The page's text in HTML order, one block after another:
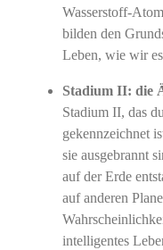
Wasserstoff-
bilden den
Leben, wie wir
Stadium II: die
Stadium II, das
gekennzeichnet
sie ausgebrannt
auf der Erde
auf anderen
intelligentes